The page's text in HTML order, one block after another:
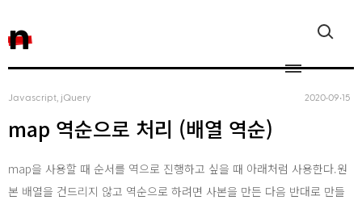
n
Javascript,
Javascript, jQuery 2020‧09‧15
map 역순으로 처리 (배열 역순)
map을 사용할 때 순서를 역으로 진행하고 싶을 때 아래처럼 사용한다.원
본 배열을 건드리지 않고 역순으로 하려면 사본을 만든 다음 반대로 만들